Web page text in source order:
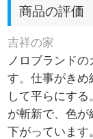
商品の評価
吉祥の家
ノロブランド
す。仕事がきめ
して平らにす
が斬新で、色
下がっています